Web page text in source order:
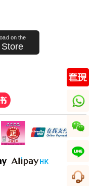
on the
whatsapp